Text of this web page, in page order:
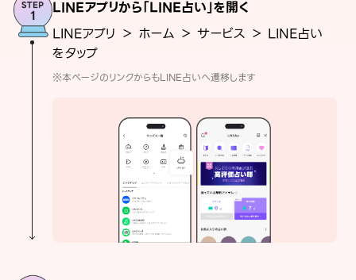
LINEアプリから「LINE占い」を開く
LINEアプリ ＞ ホーム ＞ サービス ＞ LINE占い
をタップ
※本ページのリンクからもLINE占いへ遷移します